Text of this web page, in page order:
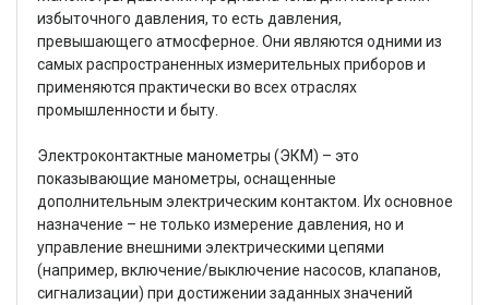
избыточного давления, то есть давления,
превышающего атмосферное. Они являются одними из
самых распространенных измерительных приборов и
применяются практически во всех отраслях
промышленности и быту.
Электроконтактные манометры (ЭКМ) – это
показывающие манометры, оснащенные
дополнительным электрическим контактом. Их основное
назначение – не только измерение давления, но и
управление внешними электрическими цепями
(например, включение/выключение насосов, клапанов,
сигнализации) при достижении заданных значений